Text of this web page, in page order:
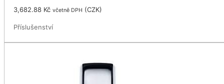
3,682.88 Kč včetně DPH (CZK)
Příslušenství